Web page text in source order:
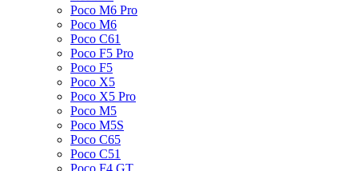
Poco M6 Pro
Poco M6
Poco C61
Poco F5 Pro
Poco F5
Poco X5
Poco X5 Pro
Poco M5
Poco M5S
Poco C65
Poco C51
Poco F4 GT